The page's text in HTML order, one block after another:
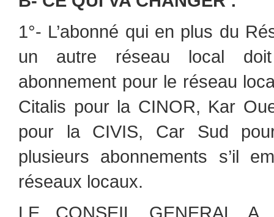
1°- L’abonné qui en plus du
un autre réseau local
abonnement pour le réseau
Citalis pour la CINOR, Kar
pour la CIVIS, Car Sud
plusieurs abonnements s’il
réseaux locaux.
LE CONSEIL GENERAL A